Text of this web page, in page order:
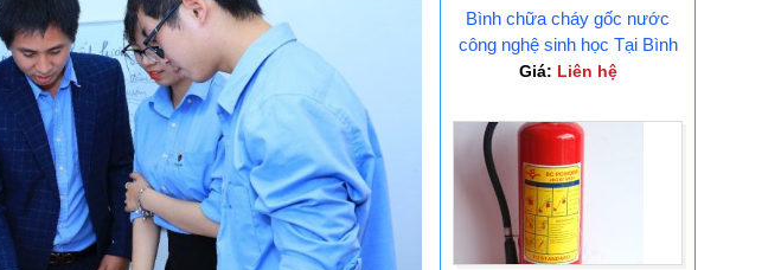
Bình chữa cháy gốc nước
công nghệ sinh học Tại Bình
Dương
Giá: Liên hệ